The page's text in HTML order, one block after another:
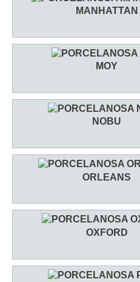
MANHATTAN
MOY
NOBU
ORLEANS
OXFORD